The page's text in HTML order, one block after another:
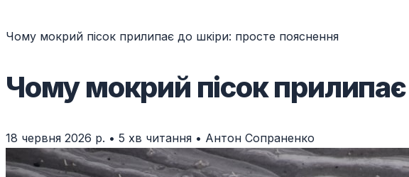
Чому мокрий пісок прилипає до шкіри: просте пояснення
Чому мокрий пісок
18 червня 2026 р. • 5 хв читання • Антон Сопраненко